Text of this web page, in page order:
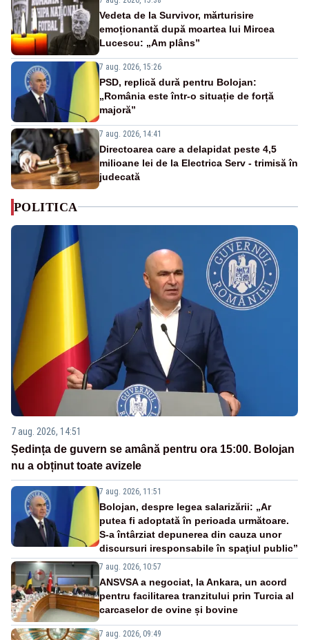
Vedeta de la Survivor, mărturisire
emoționantă după moartea lui Mircea
Lucescu: „Am plâns”
7 aug. 2026, 15:26
PSD, replică dură pentru Bolojan:
„România este într-o situație de forță
majoră”
7 aug. 2026, 14:41
Directoarea care a delapidat peste 4,5
milioane lei de la Electrica Serv - trimisă în
judecată
POLITICA
7 aug. 2026, 14:51
Ședința de guvern se amână pentru ora 15:00. Bolojan
nu a obținut toate avizele
7 aug. 2026, 11:51
Bolojan, despre legea salarizării: „Ar
putea fi adoptată în perioada următoare.
S-a întârziat depunerea din cauza unor
discursuri iresponsabile în spaţiul public”
7 aug. 2026, 10:57
ANSVSA a negociat, la Ankara, un acord
pentru facilitarea tranzitului prin Turcia al
carcaselor de ovine și bovine
7 aug. 2026, 09:49